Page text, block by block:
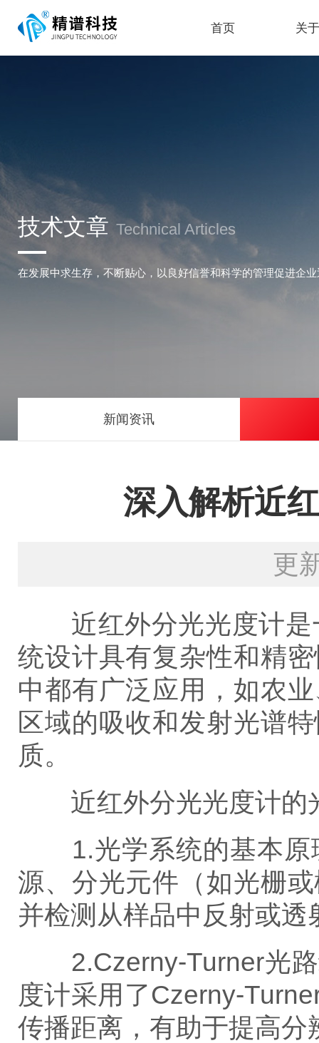
首页 关
技术文章 Technical Articles
在发展中求生存，不断贴心，以良好信誉和科学的管理促进企
新闻资讯
深入解析近
更
近红外分光光度计是
统设计具有复杂性和精
中都有广泛应用，如农
区域的吸收和发射光谱
质。
近红外分光光度计的
1.光学系统的基本原
源、分光元件（如光栅
并检测从样品中反射或透
2.Czerny-Turner光路
度计采用了Czerny-
传播距离，有助于提高分